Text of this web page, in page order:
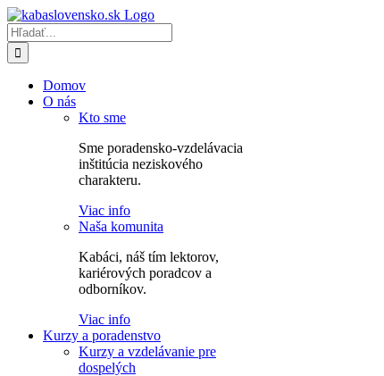
Skip
to
content
Hľadať:
Domov
O nás
Kto sme
Sme poradensko-vzdelávacia
inštitúcia neziskového
charakteru.
Viac info
Naša komunita
Kabáci, náš tím lektorov,
kariérových poradcov a
odborníkov.
Viac info
Kurzy a poradenstvo
Kurzy a vzdelávanie pre
dospelých